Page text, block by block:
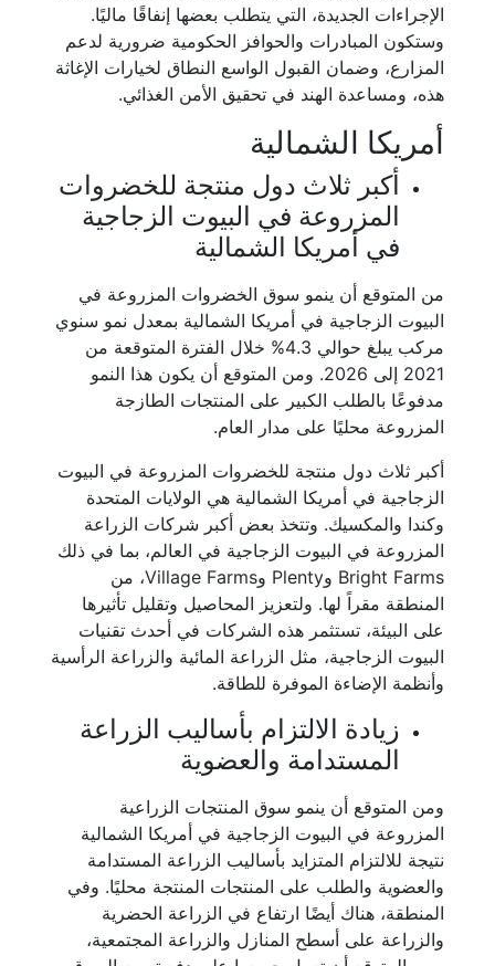
الإجراءات الجديدة، التي يتطلب بعضها إنفاقًا ماليًا.
وستكون المبادرات والحوافز الحكومية ضرورية لدعم
المزارع، وضمان القبول الواسع النطاق لخيارات الإغاثة
هذه، ومساعدة الهند في تحقيق الأمن الغذائي.
أمريكا الشمالية
أكبر ثلاث دول منتجة للخضروات
المزروعة في البيوت الزجاجية
في أمريكا الشمالية
من المتوقع أن ينمو سوق الخضروات المزروعة في
البيوت الزجاجية في أمريكا الشمالية بمعدل نمو سنوي
مركب يبلغ حوالي 4.3% خلال الفترة المتوقعة من
2021 إلى 2026. ومن المتوقع أن يكون هذا النمو
مدفوعًا بالطلب الكبير على المنتجات الطازجة
المزروعة محليًا على مدار العام.
أكبر ثلاث دول منتجة للخضروات المزروعة في البيوت
الزجاجية في أمريكا الشمالية هي الولايات المتحدة
وكندا والمكسيك. وتتخذ بعض أكبر شركات الزراعة
المزروعة في البيوت الزجاجية في العالم، بما في ذلك
Bright Farms وPlenty وVillage Farms، من
المنطقة مقراً لها. ولتعزيز المحاصيل وتقليل تأثيرها
على البيئة، تستثمر هذه الشركات في أحدث تقنيات
البيوت الزجاجية، مثل الزراعة المائية والزراعة الرأسية
وأنظمة الإضاءة الموفرة للطاقة.
زيادة الالتزام بأساليب الزراعة
المستدامة والعضوية
ومن المتوقع أن ينمو سوق المنتجات الزراعية
المزروعة في البيوت الزجاجية في أمريكا الشمالية
نتيجة للالتزام المتزايد بأساليب الزراعة المستدامة
والعضوية والطلب على المنتجات المنتجة محليًا. وفي
المنطقة، هناك أيضًا ارتفاع في الزراعة الحضرية
والزراعة على أسطح المنازل والزراعة المجتمعية،